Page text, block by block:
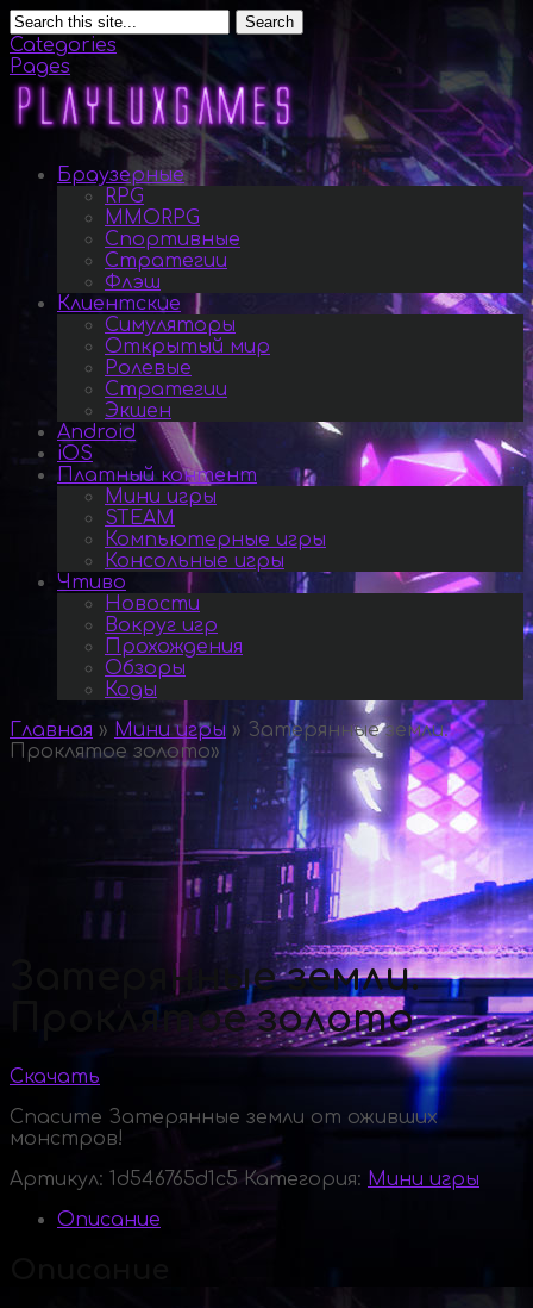
Search
Categories
Pages
Браузерные
RPG
MMORPG
Спортивные
Стратегии
Флэш
Клиентские
Симуляторы
Открытый мир
Ролевые
Стратегии
Экшен
Android
iOS
Платный контент
Мини игры
STEAM
Компьютерные игры
Консольные игры
Чтиво
Новости
Вокруг игр
Прохождения
Обзоры
Коды
Главная » Мини игры » Затерянные земли.
Проклятое золото»
Затерянные земли.
Проклятое золото
Скачать
Спасите Затерянные земли от оживших
монстров!
Артикул: 1d546765d1c5 Категория: Мини игры
Описание